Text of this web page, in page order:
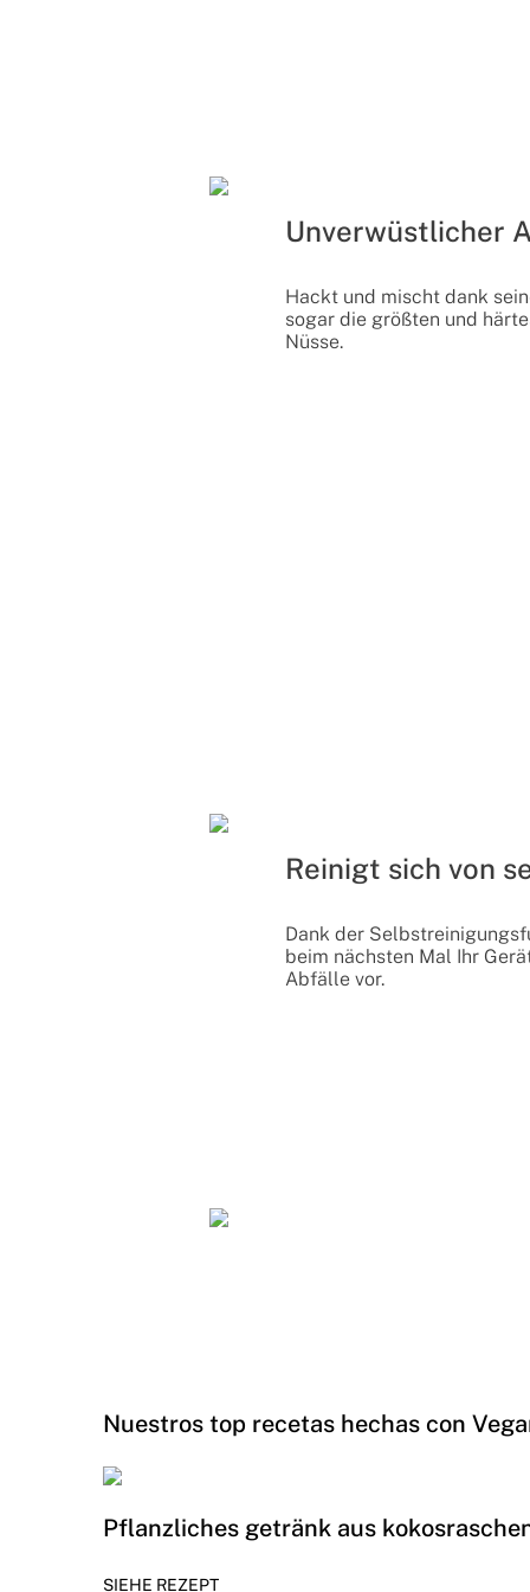
Unverwüstlicher
Hackt und mischt dank
sogar die größten und
Nüsse.
Reinigt sich von
Dank der
beim nächsten Mal Ihr
Abfälle vor.
Nuestros top recetas hechas con
Pflanzliches getränk aus
SIEHE REZEPT